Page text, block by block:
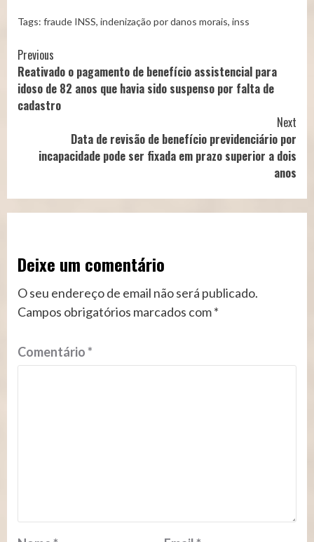
Tags: fraude INSS, indenização por danos morais, inss
Continue
Reading
Previous
Reativado o pagamento de benefício assistencial para
idoso de 82 anos que havia sido suspenso por falta de
cadastro
Next
Data de revisão de benefício previdenciário por
incapacidade pode ser fixada em prazo superior a dois
anos
Deixe um comentário
O seu endereço de email não será publicado.
Campos obrigatórios marcados com*
Comentário*